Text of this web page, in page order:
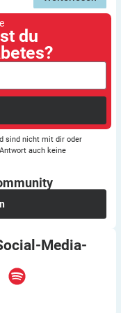
du
sind nicht mit dir oder
auch keine
Media-